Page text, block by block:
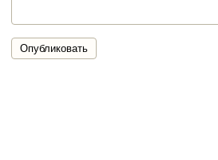
Опубликовать